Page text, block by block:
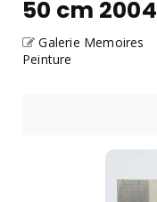
50 cm 2004
Galerie Memoires
Peinture